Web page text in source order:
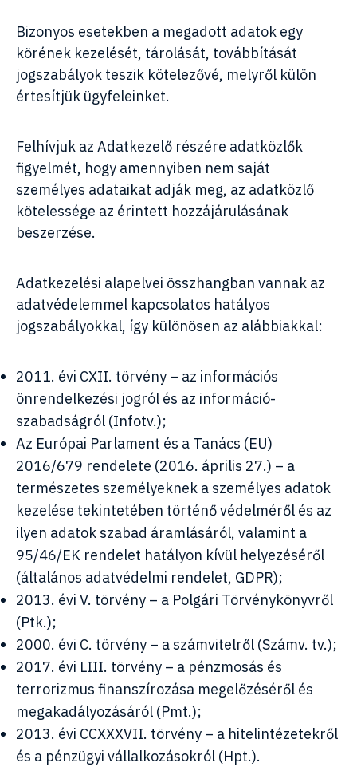
Bizonyos esetekben a megadott adatok egy
körének kezelését, tárolását, továbbítását
jogszabályok teszik kötelezővé, melyről külön
értesítjük ügyfeleinket.
Felhívjuk az Adatkezelő részére adatközlők
figyelmét, hogy amennyiben nem saját
személyes adataikat adják meg, az adatközlő
kötelessége az érintett hozzájárulásának
beszerzése.
Adatkezelési alapelvei összhangban vannak az
adatvédelemmel kapcsolatos hatályos
jogszabályokkal, így különösen az alábbiakkal:
2011. évi CXII. törvény – az információs
önrendelkezési jogról és az információ-
szabadságról (Infotv.);
Az Európai Parlament és a Tanács (EU)
2016/679 rendelete (2016. április 27.) – a
természetes személyeknek a személyes adatok
kezelése tekintetében történő védelméről és az
ilyen adatok szabad áramlásáról, valamint a
95/46/EK rendelet hatályon kívül helyezéséről
(általános adatvédelmi rendelet, GDPR);
2013. évi V. törvény – a Polgári Törvénykönyvről
(Ptk.);
2000. évi C. törvény – a számvitelről (Számv. tv.);
2017. évi LIII. törvény – a pénzmosás és
terrorizmus finanszírozása megelőzéséről és
megakadályozásáról (Pmt.);
2013. évi CCXXXVII. törvény – a hitelintézetekről
és a pénzügyi vállalkozásokról (Hpt.).